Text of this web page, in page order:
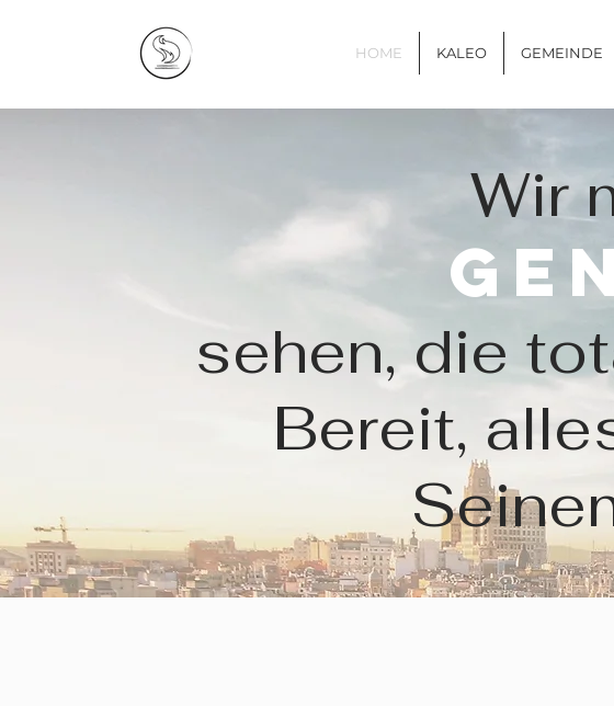
HOME KALEO GEMEINDE
Wir
sehen, die
Bereit,